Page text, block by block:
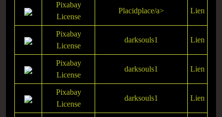
Pixabay
License
Placidplace/a> Lien
Pixabay
License
darksouls1 Lien
Pixabay
License
darksouls1 Lien
Pixabay
License
darksouls1 Lien